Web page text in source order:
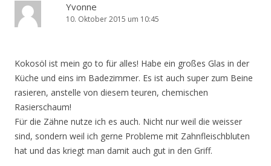
Yvonne
10. Oktober 2015 um 10:45
Kokosöl ist mein go to für alles! Habe ein großes Glas in der
Küche und eins im Badezimmer. Es ist auch super zum Beine
rasieren, anstelle von diesem teuren, chemischen
Rasierschaum!
Für die Zähne nutze ich es auch. Nicht nur weil die weisser
sind, sondern weil ich gerne Probleme mit Zahnfleischbluten
hat und das kriegt man damit auch gut in den Griff.